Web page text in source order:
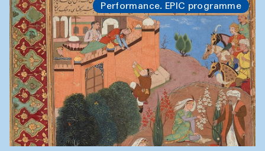
Performance. EPIC programme